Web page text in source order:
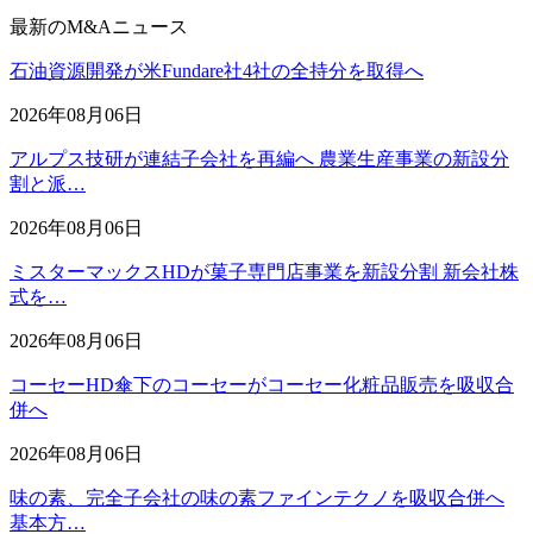
最新のM&Aニュース
石油資源開発が米Fundare社4社の全持分を取得へ
2026年08月06日
アルプス技研が連結子会社を再編へ 農業生産事業の新設分
割と派…
2026年08月06日
ミスターマックスHDが菓子専門店事業を新設分割 新会社株
式を…
2026年08月06日
コーセーHD傘下のコーセーがコーセー化粧品販売を吸収合
併へ
2026年08月06日
味の素、完全子会社の味の素ファインテクノを吸収合併へ
基本方…